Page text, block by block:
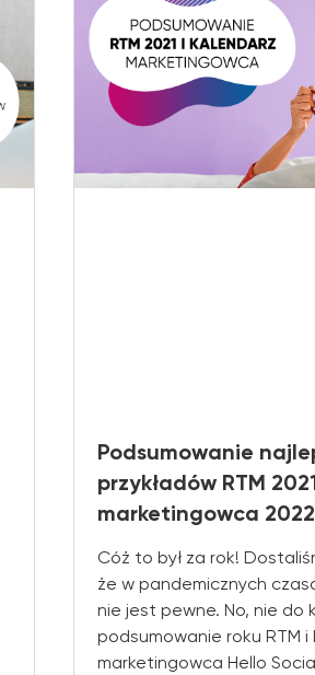
Podsumowanie
przykładów RTM
marketingowca 2022
Cóż to był za rok!
że w pandemicznych
nie jest pewne. No, nie do
podsumowanie roku RTM i
marketingowca Hello